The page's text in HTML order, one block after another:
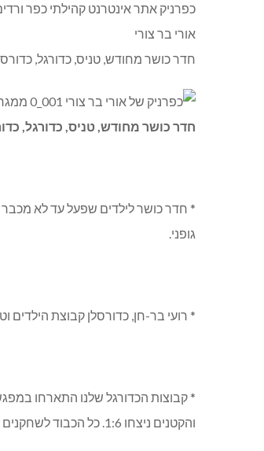
כפרניק אתר אינטרנט קהילתי כפר
אורי בר צורי
חדר כושר מחודש, טניס, כדורגל,
חדר כושר מחודש, טניס, כדורגל,
* חדר כושר לילדים שפעל עד לא
גופני.
* רועי בר-חן, כדורסלן קבוצת
והקטנים ניצחו 1:6. כל הכבוד לשחקנים ולמאמן איתן לוי.